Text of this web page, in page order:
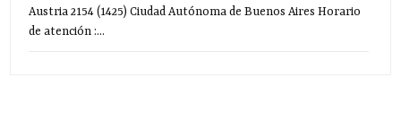
Austria 2154 (1425) Ciudad Autónoma de Buenos Aires Horario
de atención :...